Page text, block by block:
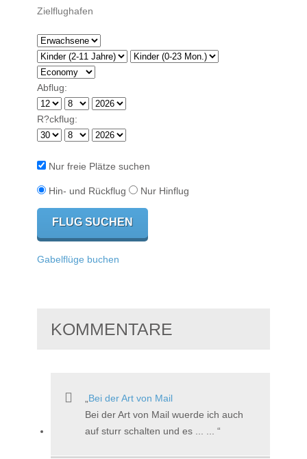
Abflug:
R?ckflug:
Nur freie Plätze suchen
Hin- und Rückflug Nur Hinflug
Gabelflüge buchen
KOMMENTARE
Bei der Art von Mail
Bei der Art von Mail wuerde ich auch
auf sturr schalten und es ... ...